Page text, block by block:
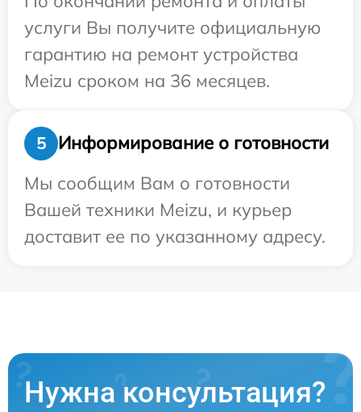
услуги Вы получите официальную
гарантию на ремонт устройства
Meizu сроком на 36 месяцев.
5
Информирование о готовности
Мы сообщим Вам о готовности
Вашей техники Meizu, и курьер
доставит ее по указанному адресу.
Нужна консультация?